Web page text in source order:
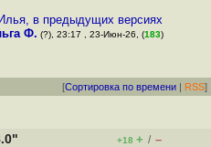
в предыдущих версиях
Ф. (?), 23:17 , 23-Июн-26, (183)
[Сортировка по времени | RSS]
+18 + / –